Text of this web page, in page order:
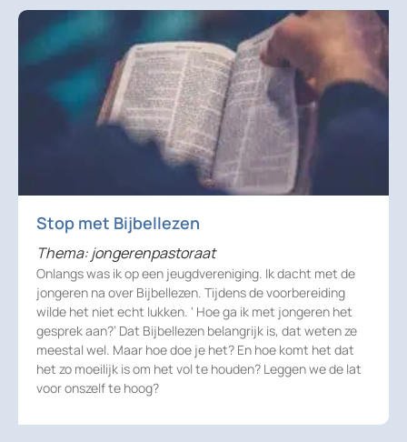
Stop met Bijbellezen
Thema: jongerenpastoraat
Onlangs was ik op een jeugdvereniging. Ik dacht met de
jongeren na over Bijbellezen. Tijdens de voorbereiding
wilde het niet echt lukken. ‘ Hoe ga ik met jongeren het
gesprek aan?’ Dat Bijbellezen belangrijk is, dat weten ze
meestal wel. Maar hoe doe je het? En hoe komt het dat
het zo moeilijk is om het vol te houden? Leggen we de lat
voor onszelf te hoog?